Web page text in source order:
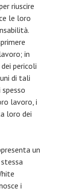
riuscire
le loro
in
pericoli
di tali
lavoro, i
loro dei
un
i